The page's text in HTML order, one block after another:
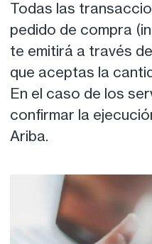
Todas las
pedido de compra
te emitirá a través
que aceptas la
En el caso de los
confirmar la
Ariba.